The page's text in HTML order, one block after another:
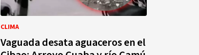
CLIMA
Vaguada desata aguaceros en el